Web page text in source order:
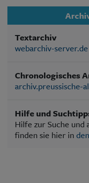
Textarchiv
webarchiv-server.de
Chronologisches
archiv.preussische-
Hilfe und
Hilfe zur Suche und
finden sie hier in